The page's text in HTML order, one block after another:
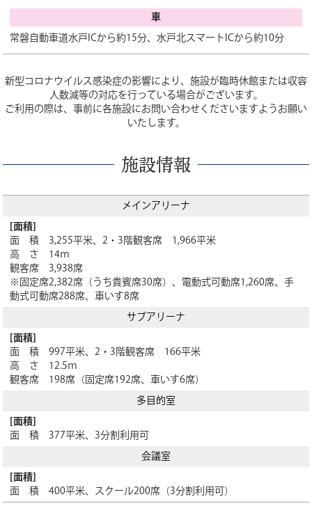
車
常磐自動車道水戸ICから約15分、水戸北スマートICから約10分
新型コロナウイルス感染症の影響により、施設が臨時休館または収容
人数減等の対応を行っている場合がございます。
ご利用の際は、事前に各施設にお問い合わせくださいますようお願い
いたします。
施設情報
メインアリーナ
面 積 3,255平米、2・3階観客席 1,966平米
高 さ 14ｍ
観客席 3,938席
※固定席2,382席（うち貴賓席30席）、電動式可動席1,260席、手
動式可動席288席、車いす8席
サブアリーナ
面 積 997平米、2・3階観客席 166平米
高 さ 12.5ｍ
観客席 198席（固定席192席、車いす6席）
多目的室
面 積 377平米、3分割利用可
会議室
面 積 400平米、スクール200席（3分割利用可）